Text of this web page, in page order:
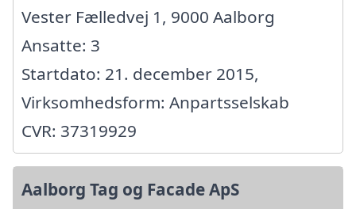
Vester Fælledvej 1, 9000 Aalborg
Ansatte: 3
Startdato: 21. december 2015,
Virksomhedsform: Anpartsselskab
CVR: 37319929
Aalborg Tag og Facade ApS